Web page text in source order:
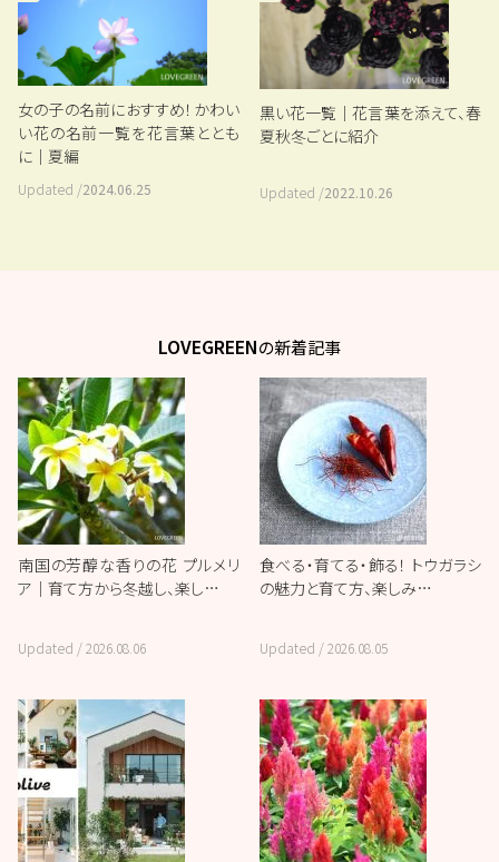
女の子の名前におすすめ！かわい
い花の名前一覧を花言葉ととも
に｜夏編
Updated /2024.06.25
黒い花一覧｜花言葉を添えて、春
夏秋冬ごとに紹介
Updated /2022.10.26
LOVEGREENの新着記事
南国の芳醇な香りの花 プルメリ
ア｜育て方から冬越し、楽し…
Updated /2026.08.06
食べる・育てる・飾る！ トウガラシ
の魅力と育て方、楽しみ…
Updated /2026.08.05